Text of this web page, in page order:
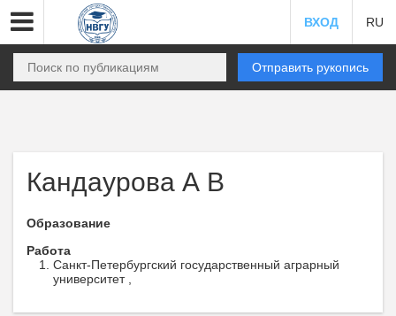
ВХОД RU
Отправить рукопись
Кандаурова А В
Образование
Работа
Санкт-Петербургский государственный аграрный
университет ,